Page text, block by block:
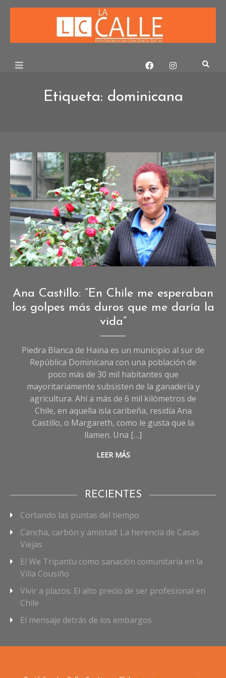
Skip
Etiqueta: dominicana
Fotografía de Daniela Pérez.
Crónicas
de
Sociedad
Ana Castillo: “En Chile me esperaban
los golpes más duros que me daría la
vida”
Piedra Blanca de Haina es un municipio al sur de
República Dominicana con una población de
poco más de 30 mil habitantes que
mayoritariamente subsisten de la ganadería y
agricultura. Ahí a más de 6 mil kilómetros de
Chile, en aquella isla caribeña, residía Ana
Castillo, o Margareth, como le gusta que la
llamen. Una […]
LEER MÁS
RECIENTES
Cortando las puntas del tiempo
Cancha, carbón y amistad: La herencia de Casas
Viejas
El We Tripantu como sanación comunitaria en la
Villa Cousiño
Vivir a plazos: El alto precio de ser profesional en
Chile
El mensaje detrás de los embargos